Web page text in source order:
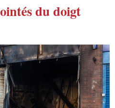
du doigt